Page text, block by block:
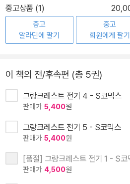
중고상품 (1)
중고
알라딘에 팔기
중고
회원에게 팔기
이 책의 전/후속편 (총 5권)
그랑크레스트 전기 4 - S코믹스
판매가 5,400원
그랑크레스트 전기 5 - S코믹스
판매가 5,400원
[품절] 그랑크레스트 전기 1 - S코
판매가 4,500원